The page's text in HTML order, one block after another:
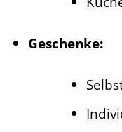
Geschenke: